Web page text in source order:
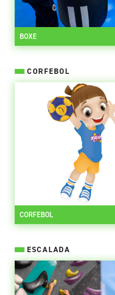
BOXE
CORFEBOL
CORFEBOL
ESCALADA